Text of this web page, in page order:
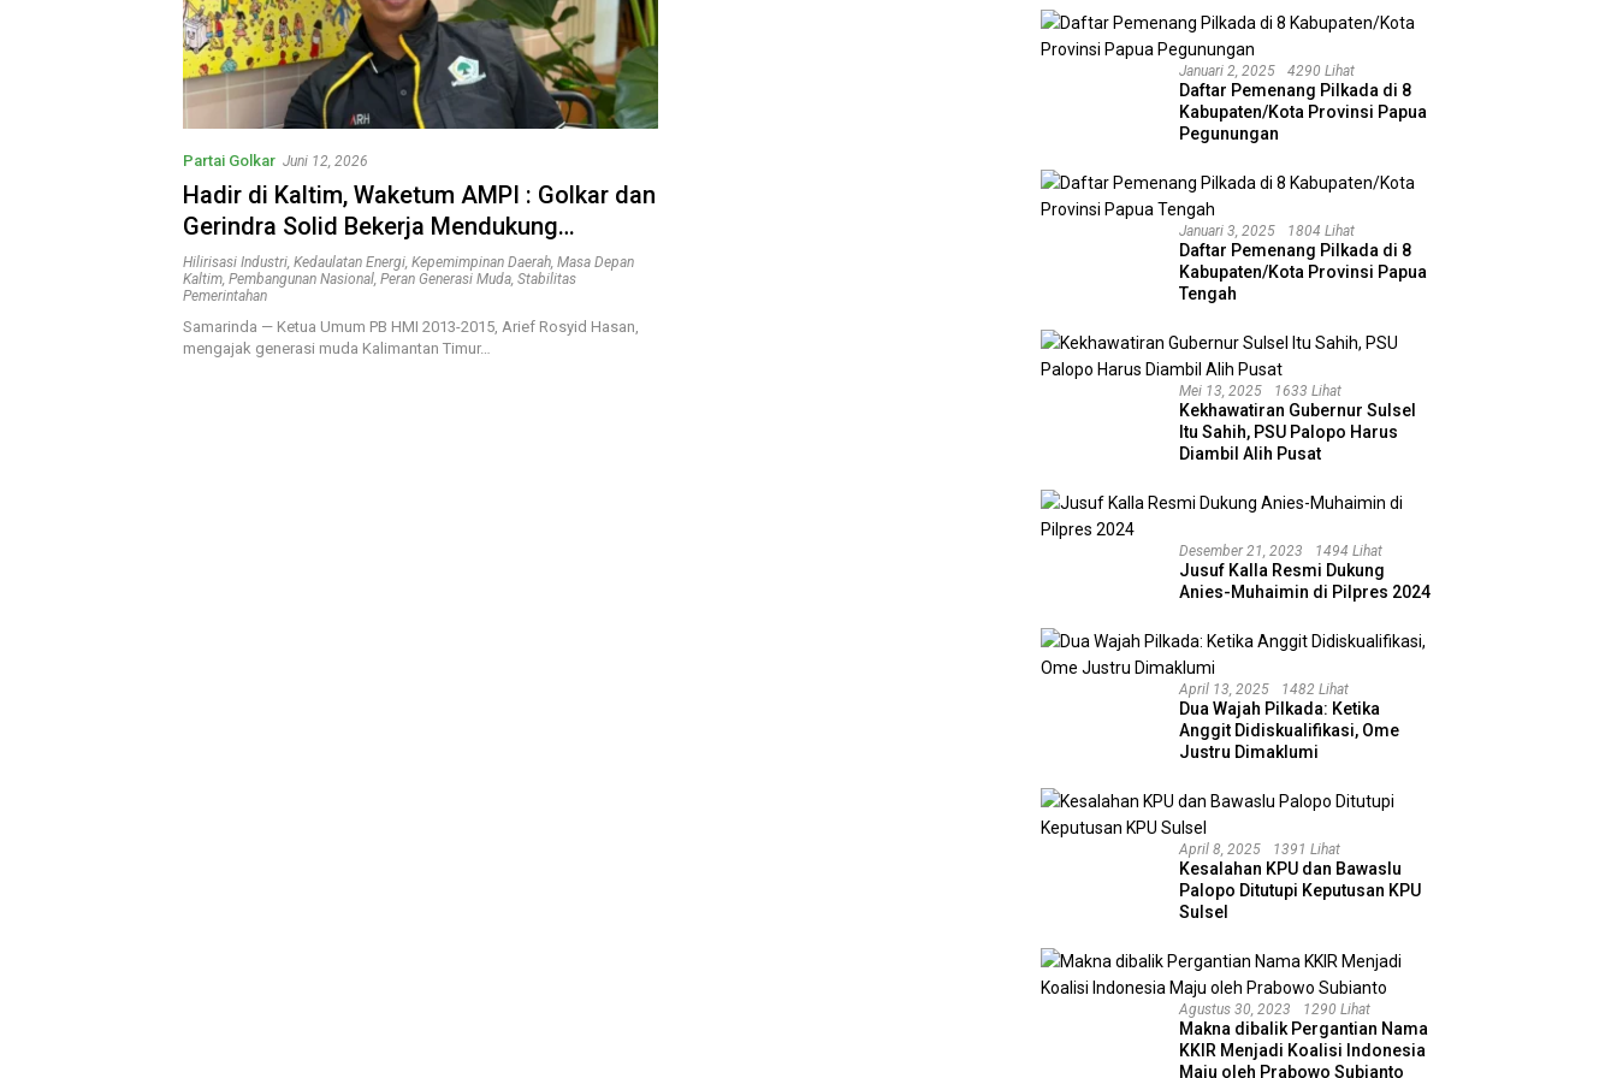
Partai Golkar Juni 12, 2026
Hadir di Kaltim, Waketum AMPI : Golkar dan
Gerindra Solid Bekerja Mendukung
Presiden Prabowo Mewujudkan Kedaulatan
Negara
Hilirisasi Industri Kedaulatan Energi Kepemimpinan Daerah Masa Depan
Kaltim Pembangunan Nasional Peran Generasi Muda Stabilitas
Pemerintahan
Samarinda — Ketua Umum PB HMI 2013-2015, Arief Rosyid Hasan,
mengajak generasi muda Kalimantan Timur…
Januari 2, 2025 4290 Lihat
Daftar Pemenang Pilkada di 8
Kabupaten/Kota Provinsi Papua
Pegunungan
Januari 3, 2025 1804 Lihat
Daftar Pemenang Pilkada di 8
Kabupaten/Kota Provinsi Papua
Tengah
Mei 13, 2025 1633 Lihat
Kekhawatiran Gubernur Sulsel
Itu Sahih, PSU Palopo Harus
Diambil Alih Pusat
Desember 21, 2023 1494 Lihat
Jusuf Kalla Resmi Dukung
Anies-Muhaimin di Pilpres 2024
April 13, 2025 1482 Lihat
Dua Wajah Pilkada: Ketika
Anggit Didiskualifikasi, Ome
Justru Dimaklumi
April 8, 2025 1391 Lihat
Kesalahan KPU dan Bawaslu
Palopo Ditutupi Keputusan KPU
Sulsel
Agustus 30, 2023 1290 Lihat
Makna dibalik Pergantian Nama
KKIR Menjadi Koalisi Indonesia
Maju oleh Prabowo Subianto